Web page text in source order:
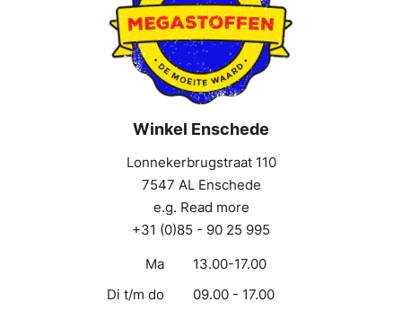
Winkel Enschede
Lonnekerbrugstraat 110
7547 AL Enschede
e.g. Read more
+31 (0)85 - 90 25 995
Ma
13.00-17.00
Di t/m do
09.00 - 17.00